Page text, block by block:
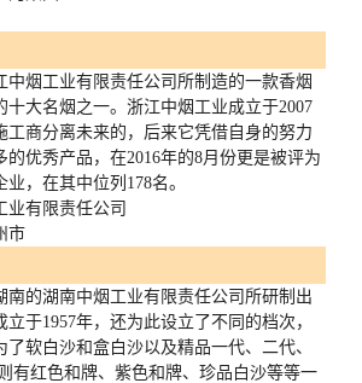
中烟工业有限责任公司所制造的一款香烟
十大名烟之一。浙江中烟工业成立于2007
工商分离未来的，后来它凭借自身的努力
的优秀产品，在2016年的8月份更是被评为
业，在其中位列 178名。
业有限责任公司
市
南的湖南中烟工业有限责任公司所研制出
立于1957年，还为此设立了不同的档次，
软白沙和盒白沙以及精品一代、二代、
有红色和牌、紫色和牌、珍品白沙等等一